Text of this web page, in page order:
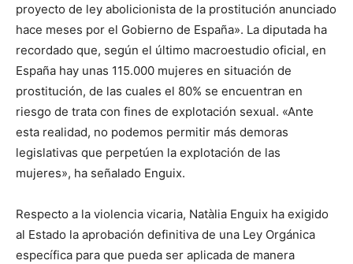
proyecto de ley abolicionista de la prostitución anunciado
hace meses por el Gobierno de España». La diputada ha
recordado que, según el último macroestudio oficial, en
España hay unas 115.000 mujeres en situación de
prostitución, de las cuales el 80% se encuentran en
riesgo de trata con fines de explotación sexual. «Ante
esta realidad, no podemos permitir más demoras
legislativas que perpetúen la explotación de las
mujeres», ha señalado Enguix.
Respecto a la violencia vicaria, Natàlia Enguix ha exigido
al Estado la aprobación definitiva de una Ley Orgánica
específica para que pueda ser aplicada de manera